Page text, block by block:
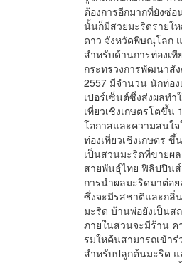
ต้องการอีกมากที่ยังซ่
นั้นก็มีสวยมะริดรายใ
ดาว จังหวัดพิษณุโลก
สำหรับด้านการท่องเ
กระทรวงการพัฒนาสั
2557 มีจำนวน นักท่อง
เปอร์เซ็นต์ซึ่งส่งผลท
เที่ยวเชิงเกษตรโตขึ้น
โอกาสและความสนใ
ท่องเที่ยวเชิงเกษตร
เป็นสวนมะริดที่ขายผ
สายพันธุ์ไทย ฟิลิปปิน
การนำผลมะริดมาต่อ
ซึ่งจะมีรสชาติและกลิ่
มะริด บ้านพ่อยังเป็นส
ภายในสวนจะมีร้าน ค
รมใหค้นสามารถเข้า
สำหรับปลูกต้นมะริด